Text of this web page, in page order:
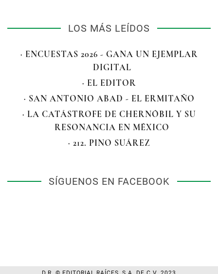
LOS MÁS LEÍDOS
· ENCUESTAS 2026 - GANA UN EJEMPLAR
DIGITAL
· EL EDITOR
· SAN ANTONIO ABAD - EL ERMITAÑO
· LA CATÁSTROFE DE CHERNÓBIL Y SU
RESONANCIA EN MÉXICO
· 212. PINO SUÁREZ
SÍGUENOS EN FACEBOOK